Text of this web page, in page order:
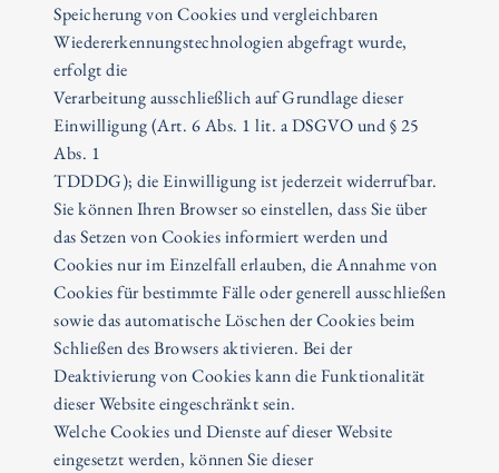
Speicherung von Cookies und vergleichbaren
Wiedererkennungstechnologien abgefragt wurde,
erfolgt die
Verarbeitung ausschließlich auf Grundlage dieser
Einwilligung (Art. 6 Abs. 1 lit. a DSGVO und § 25
Abs. 1
TDDDG); die Einwilligung ist jederzeit widerrufbar.
Sie können Ihren Browser so einstellen, dass Sie über
das Setzen von Cookies informiert werden und
Cookies nur im Einzelfall erlauben, die Annahme von
Cookies für bestimmte Fälle oder generell ausschließen
sowie das automatische Löschen der Cookies beim
Schließen des Browsers aktivieren. Bei der
Deaktivierung von Cookies kann die Funktionalität
dieser Website eingeschränkt sein.
Welche Cookies und Dienste auf dieser Website
eingesetzt werden, können Sie dieser